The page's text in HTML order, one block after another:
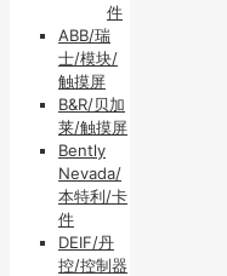
件
ABB/瑞
士/模块/
触摸屏
B&R/贝加
莱/触摸屏
Bently
Nevada/
本特利/卡
件
DEIF/丹
控/控制器